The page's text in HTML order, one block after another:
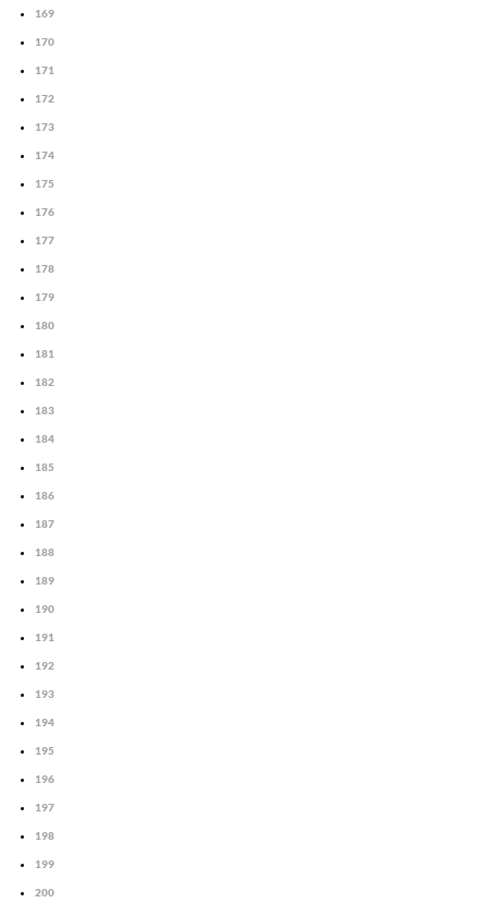
169
170
171
172
173
174
175
176
177
178
179
180
181
182
183
184
185
186
187
188
189
190
191
192
193
194
195
196
197
198
199
200